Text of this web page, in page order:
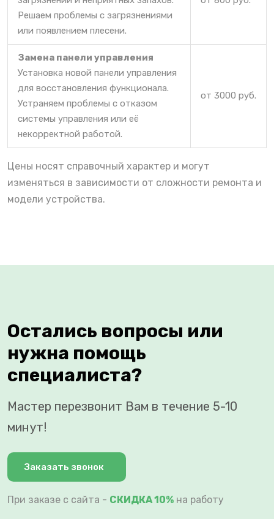
Решаем проблемы с загрязнениями
или появлением плесени.
Замена панели управления
Установка новой панели управления
для восстановления функционала.
Устраняем проблемы с отказом
системы управления или её
некорректной работой.
от 3000 руб.
Цены носят справочный характер и могут
изменяться в зависимости от сложности ремонта и
модели устройства.
Остались вопросы или
нужна помощь
специалиста?
Мастер перезвонит Вам в течение 5-10
минут!
Заказать звонок
При заказе с сайта - СКИДКА 10% на работу